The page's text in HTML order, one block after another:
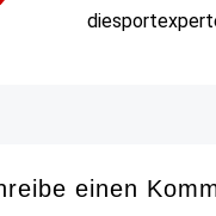
einen